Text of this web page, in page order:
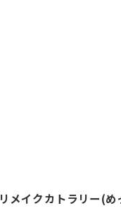
リメイクカトラリー(